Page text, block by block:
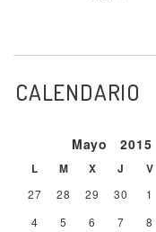
CALENDARIO
Mayo 2015
L M X J V
27 28 29 30 1
4
5 6 7 8